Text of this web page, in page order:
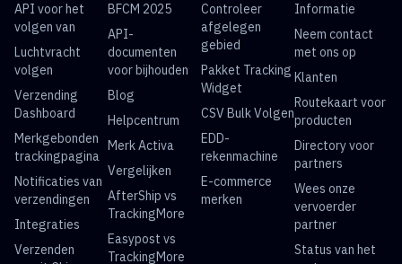
API voor het
volgen van
Luchtvracht
volgen
Verzending
Dashboard
Merkgebonden
trackingpagina
Notificaties van
verzendingen
Integraties
Verzenden
BFCM 2025
API-
documenten
voor bijhouden
Blog
Helpcentrum
Merk Activa
Vergelijken
AfterShip vs
TrackingMore
Easypost vs
TrackingMore
Controleer
afgelegen
gebied
Pakket Tracking
Widget
CSV Bulk Volgen
EDD-
rekenmachine
E-commerce
merken
Informatie
Neem contact
met ons op
Klanten
Routekaart voor
producten
Directory voor
partners
Wees onze
vervoerder
partner
Status van het